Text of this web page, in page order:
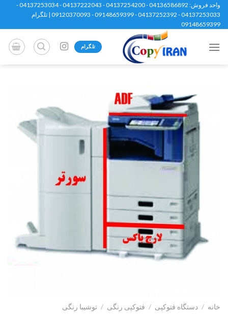
Skip
content
واحد فروش: 04136586892 - 04137254200 - 04137222043 - 04137253034 -
04137253033 - 04137252392 - 09148659399 - 09120370093 | تلگرام
09148659399
تلگرام
خانه / دستگاه فتوکپی / فتوکپی رنگی / توشیبا رنگی